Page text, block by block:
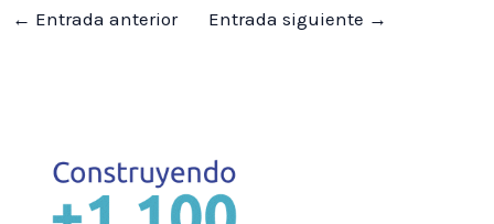
← Entrada anterior Entrada siguiente →